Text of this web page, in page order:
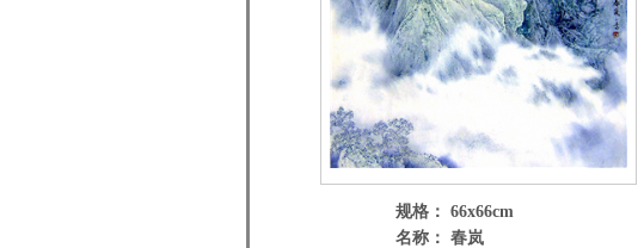
规格： 66x66cm
名称： 春岚